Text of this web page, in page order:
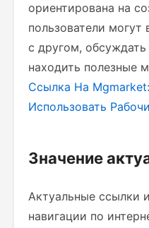
ориентирована на
пользователи могут
с другом,
находить полезные
Ссылка На
Использовать
Значение
Актуальные ссылки
навигации по